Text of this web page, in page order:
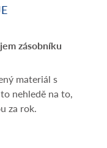
zásobníku
materiál s
nehledě na to,
za rok.